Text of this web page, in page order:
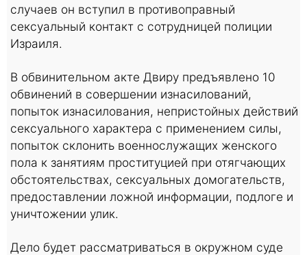
случаев он вступил в противоправный
сексуальный контакт с сотрудницей полиции
Израиля.
В обвинительном акте Двиру предъявлено 10
обвинений в совершении изнасилований,
попыток изнасилования, непристойных действий
сексуального характера с применением силы,
попыток склонить военнослужащих женского
пола к занятиям проституцией при отягчающих
обстоятельствах, сексуальных домогательств,
предоставлении ложной информации, подлоге и
уничтожении улик.
Дело будет рассматриваться в окружном суде